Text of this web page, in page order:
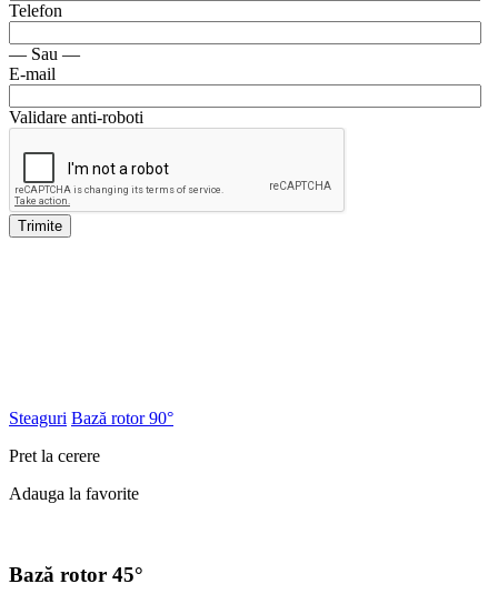
Telefon
— Sau —
E-mail
Validare anti-roboti
Trimite
Steaguri Bază rotor 90°
Pret la cerere
Adauga la favorite
Bază rotor 45°